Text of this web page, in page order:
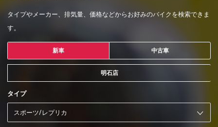
タイプやメーカー、排気量、価格などからお好みのバイクを検索できま
す。
新車 中古車
明石店
タイプ